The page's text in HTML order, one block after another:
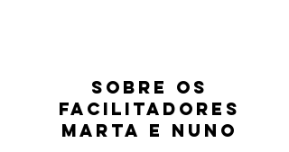
Sobre os
facilitadores
Marta e Nuno